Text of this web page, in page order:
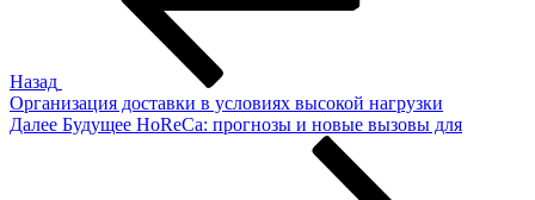
Назад
Организация доставки в условиях высокой нагрузки
Следующая
Далее Будущее HoReCa: прогнозы и новые вызовы для